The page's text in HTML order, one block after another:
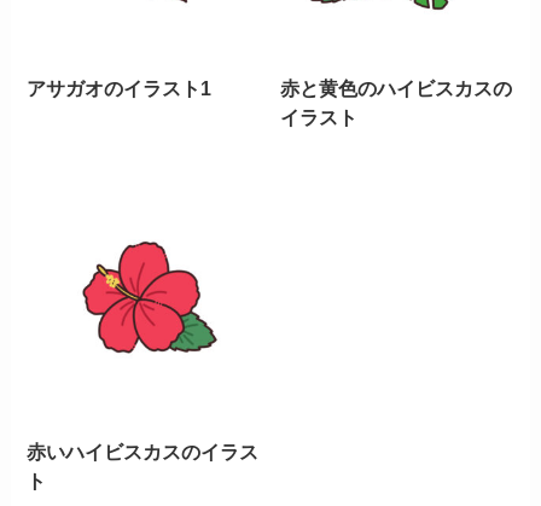
アサガオのイラスト1
赤と黄色のハイビスカスの
イラスト
赤いハイビスカスのイラス
ト